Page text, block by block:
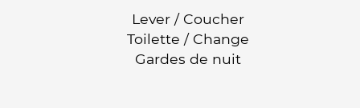
Lever / Coucher
Toilette / Change
Gardes de nuit